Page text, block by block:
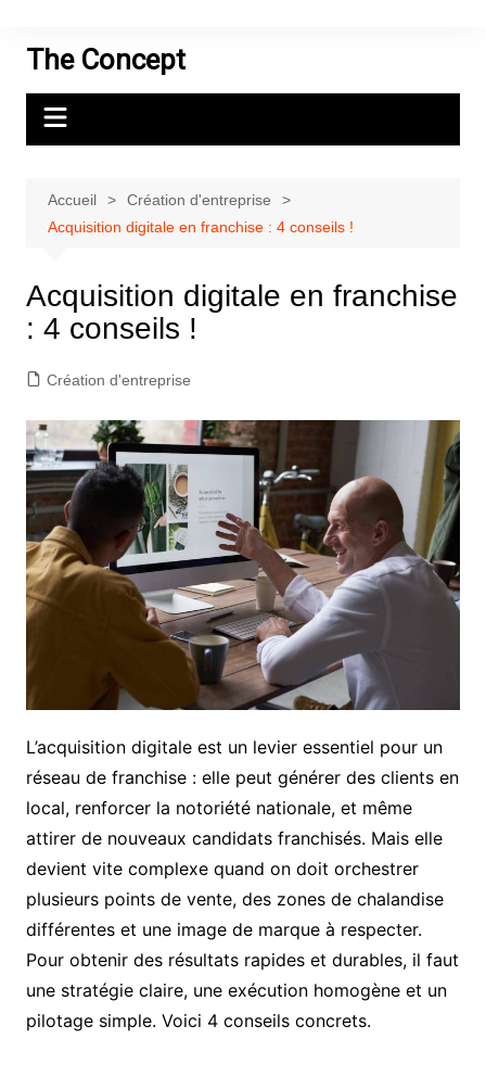
contenuThe Concept
Accueil
Création d'entreprise
Acquisition digitale en franchise : 4 conseils !
Acquisition digitale en franchise
: 4 conseils !
Création d'entreprise
L’acquisition digitale est un levier essentiel pour un
réseau de franchise : elle peut générer des clients en
local, renforcer la notoriété nationale, et même
attirer de nouveaux candidats franchisés. Mais elle
devient vite complexe quand on doit orchestrer
plusieurs points de vente, des zones de chalandise
différentes et une image de marque à respecter.
Pour obtenir des résultats rapides et durables, il faut
une stratégie claire, une exécution homogène et un
pilotage simple. Voici 4 conseils concrets.